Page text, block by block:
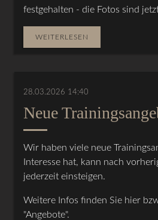
festgehalten - die Fotos sind
WEITERLESEN
28.03.2026 14:40
Neue
Wir haben viele neue
Interesse hat, kann nach
jederzeit einsteigen.
Weitere Infos finden Sie hier
"Angebote".